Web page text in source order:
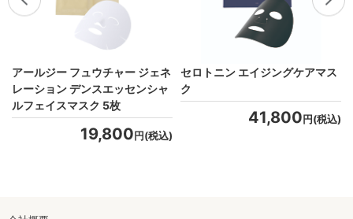
アールジー フュウチャー ジェネ
レーション デンスエッセンシャ
ルフェイスマスク 5枚
19,800円(税込)
セロトニン エイジングケアマス
ク
41,800円(税込)